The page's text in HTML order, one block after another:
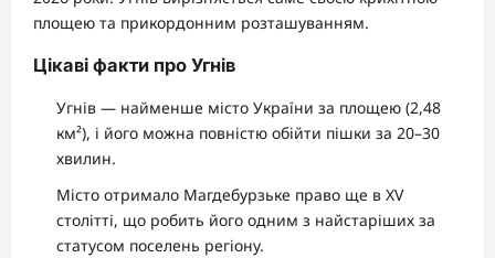
площею та прикордонним розташуванням.
Цікаві факти про Угнів
Угнів — найменше місто України за площею (2,48
км²), і його можна повністю обійти пішки за 20–30
хвилин.
Місто отримало Магдебурзьке право ще в XV
столітті, що робить його одним з найстаріших за
статусом поселень регіону.